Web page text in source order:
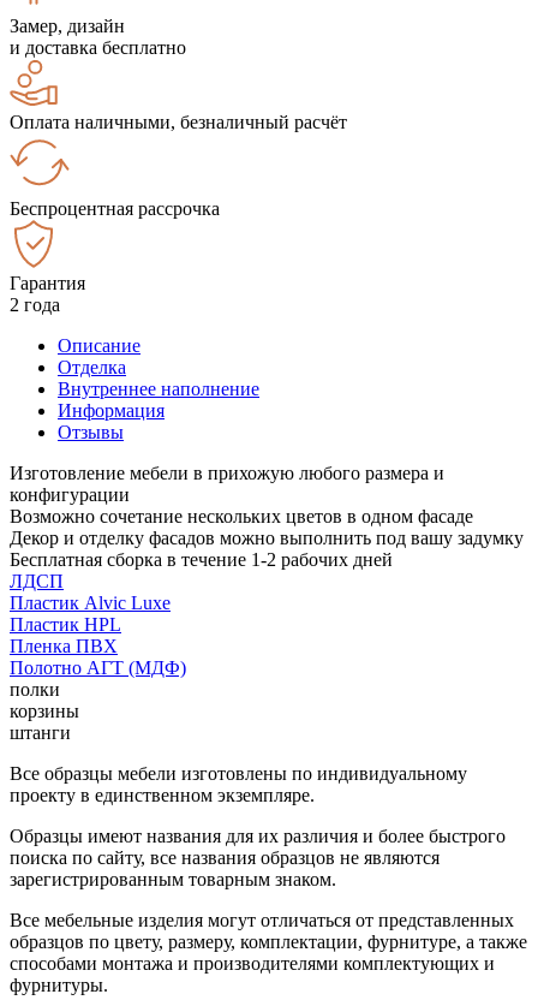
Замер, дизайн
и доставка бесплатно
Оплата наличными, безналичный расчёт
Беспроцентная рассрочка
Гарантия
2 года
Описание
Отделка
Внутреннее наполнение
Информация
Отзывы
Изготовление мебели в прихожую любого размера и
конфигурации
Возможно сочетание нескольких цветов в одном фасаде
Декор и отделку фасадов можно выполнить под вашу задумку
Бесплатная сборка в течение 1-2 рабочих дней
ЛДСП
Пластик Alvic Luxe
Пластик HPL
Пленка ПВХ
Полотно АГТ (МДФ)
полки
корзины
штанги
Все образцы мебели изготовлены по индивидуальному
проекту в единственном экземпляре.
Образцы имеют названия для их различия и более быстрого
поиска по сайту, все названия образцов не являются
зарегистрированным товарным знаком.
Все мебельные изделия могут отличаться от представленных
образцов по цвету, размеру, комплектации, фурнитуре, а также
способами монтажа и производителями комплектующих и
фурнитуры.